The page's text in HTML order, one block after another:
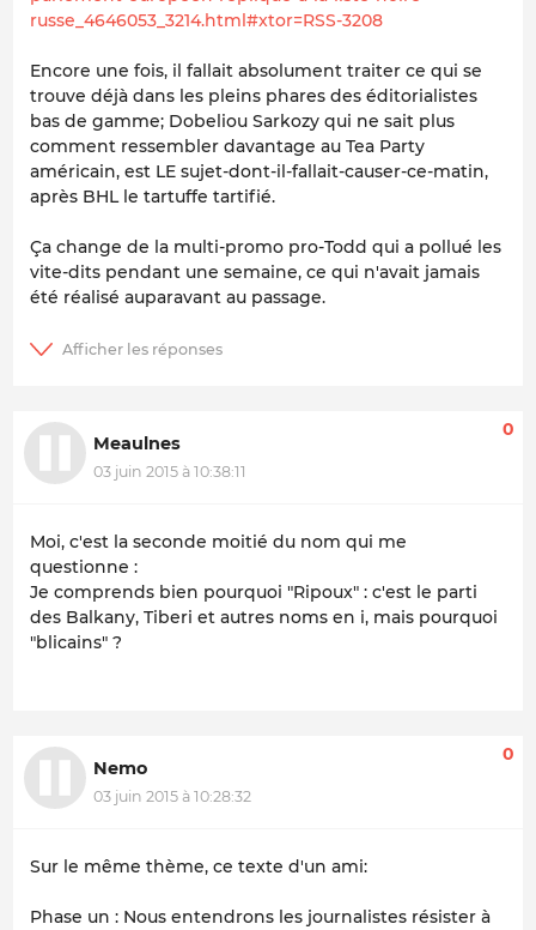
russe_4646053_3214.html#xtor=RSS-3208
Encore une fois, il fallait absolument traiter ce qui se
trouve déjà dans les pleins phares des éditorialistes
bas de gamme; Dobeliou Sarkozy qui ne sait plus
comment ressembler davantage au Tea Party
américain, est LE sujet-dont-il-fallait-causer-ce-matin,
après BHL le tartuffe tartifié.
Ça change de la multi-promo pro-Todd qui a pollué les
vite-dits pendant une semaine, ce qui n'avait jamais
été réalisé auparavant au passage.
Meaulnes
03 juin 2015 à 10:38:11
0
Moi, c'est la seconde moitié du nom qui me
questionne :
Je comprends bien pourquoi "Ripoux" : c'est le parti
des Balkany, Tiberi et autres noms en i, mais pourquoi
"blicains" ?
Nemo
03 juin 2015 à 10:28:32
0
Sur le même thème, ce texte d'un ami:
Phase un : Nous entendrons les journalistes résister à